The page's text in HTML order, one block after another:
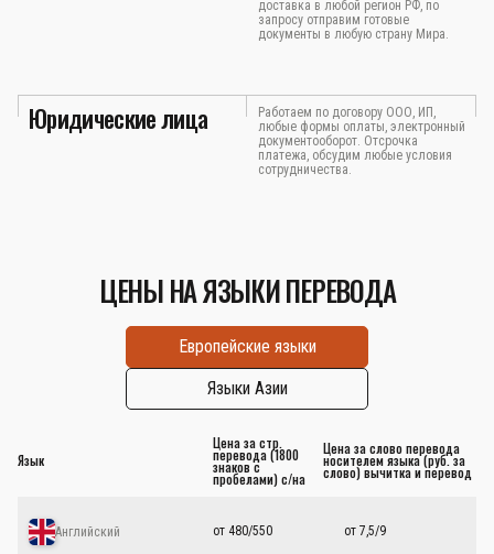
доставка в любой регион РФ, по
запросу отправим готовые
документы в любую страну Мира.
Юридические лица
Работаем по договору ООО, ИП,
любые формы оплаты, электронный
документооборот. Отсрочка
платежа, обсудим любые условия
сотрудничества.
ЦЕНЫ НА ЯЗЫКИ ПЕРЕВОДА
Европейские языки
Языки Азии
Язык
Цена за стр.
перевода (1800
знаков с
пробелами) с/на
Цена за слово перевода
носителем языка (руб. за
слово) вычитка и перевод
Английский от 480/550 от 7,5/9